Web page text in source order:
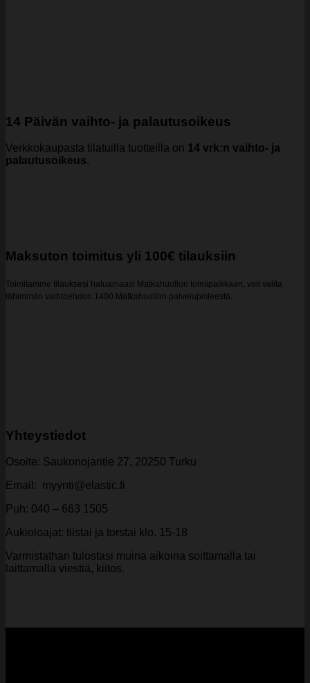
14 Päivän vaihto- ja palautusoikeus
Verkkokaupasta tilatuilla tuotteilla on 14 vrk:n vaihto- ja
palautusoikeus.
Maksuton toimitus yli 100€ tilauksiin
Toimitamme tilauksesi haluamaasi Matkahuollon toimipaikkaan, voit valita
lähimmän vaihtoehdon 1400 Matkahuollon palvelupisteestä.
Yhteystiedot
Osoite: Saukonojantie 27, 20250 Turku
Email: myynti@elastic.fi
Puh: 040 – 663 1505
Aukioloajat: tiistai ja torstai klo. 15-18
Varmistathan tulostasi muina aikoina soittamalla tai
laittamalla viestiä, kiitos.